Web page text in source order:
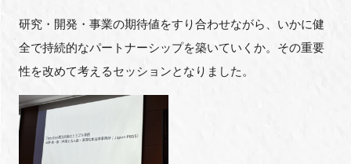
研究・開発・事業の期待値をすり合わせながら、いかに健
全で持続的なパートナーシップを築いていくか。その重要
性を改めて考えるセッションとなりました。